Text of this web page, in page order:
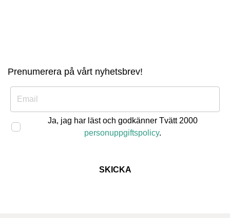
Prenumerera på vårt nyhetsbrev!
Ja, jag har läst och godkänner Tvätt 2000
personuppgiftspolicy.